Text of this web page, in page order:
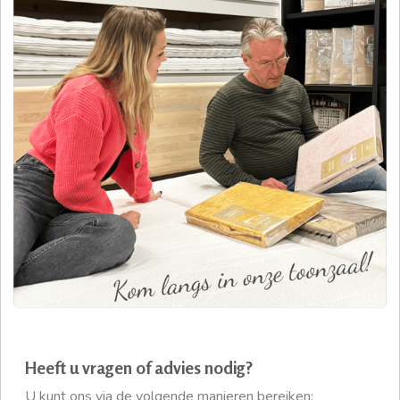
Heeft u vragen of advies nodig?
U kunt ons via de volgende manieren bereiken: